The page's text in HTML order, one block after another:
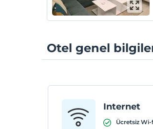
Otel genel
Internet
Ücretsiz Wi-